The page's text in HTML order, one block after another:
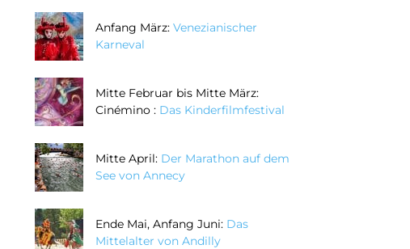
Anfang März: Venezianischer
Karneval
Mitte Februar bis Mitte März:
Cinémino : Das Kinderfilmfestival
Mitte April: Der Marathon auf dem
See von Annecy
Ende Mai, Anfang Juni: Das
Mittelalter von Andilly